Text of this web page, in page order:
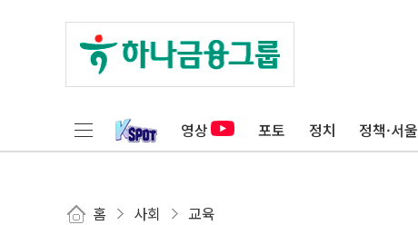
영상 포토 정치 정책·서울
홈 사회 교육